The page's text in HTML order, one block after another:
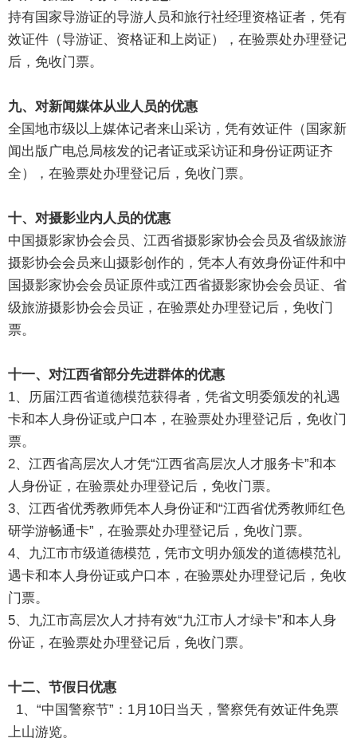
持有国家导游证的导游人员和旅行社经理资格证者，凭有
效证件（导游证、资格证和上岗证），在验票处办理登记
后，免收门票。
九、对新闻媒体从业人员的优惠
全国地市级以上媒体记者来山采访，凭有效证件（国家新
闻出版广电总局核发的记者证或采访证和身份证两证齐
全），在验票处办理登记后，免收门票。
十、对摄影业内人员的优惠
中国摄影家协会会员、江西省摄影家协会会员及省级旅游
摄影协会会员来山摄影创作的，凭本人有效身份证件和中
国摄影家协会会员证原件或江西省摄影家协会会员证、省
级旅游摄影协会会员证，在验票处办理登记后，免收门
票。
十一、对江西省部分先进群体的优惠
1、历届江西省道德模范获得者，凭省文明委颁发的礼遇
卡和本人身份证或户口本，在验票处办理登记后，免收门
票。
2、江西省高层次人才凭“江西省高层次人才服务卡”和本
人身份证，在验票处办理登记后，免收门票。
3、江西省优秀教师凭本人身份证和“江西省优秀教师红色
研学游畅通卡”，在验票处办理登记后，免收门票。
4、九江市市级道德模范，凭市文明办颁发的道德模范礼
遇卡和本人身份证或户口本，在验票处办理登记后，免收
门票。
5、九江市高层次人才持有效“九江市人才绿卡”和本人身
份证，在验票处办理登记后，免收门票。
十二、节假日优惠
1、“中国警察节”：1月10日当天，警察凭有效证件免票
上山游览。